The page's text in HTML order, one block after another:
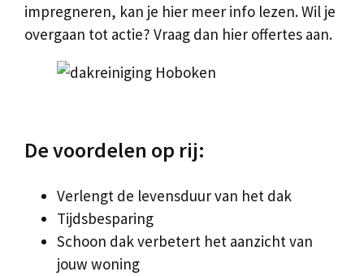
impregneren, kan je hier meer info lezen. Wil je
overgaan tot actie? Vraag dan hier offertes aan.
De voordelen op rij:
Verlengt de levensduur van het dak
Tijdsbesparing
Schoon dak verbetert het aanzicht van
jouw woning